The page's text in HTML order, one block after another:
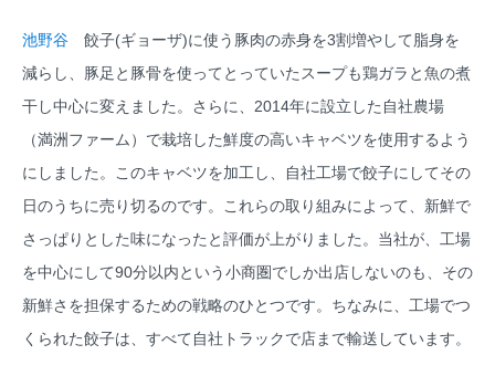
池野谷 餃子(ギョーザ)に使う豚肉の赤身を3割増やして脂身を
減らし、豚足と豚骨を使ってとっていたスープも鶏ガラと魚の煮
干し中心に変えました。さらに、2014年に設立した自社農場
（満洲ファーム）で栽培した鮮度の高いキャベツを使用するよう
にしました。このキャベツを加工し、自社工場で餃子にしてその
日のうちに売り切るのです。これらの取り組みによって、新鮮で
さっぱりとした味になったと評価が上がりました。当社が、工場
を中心にして90分以内という小商圏でしか出店しないのも、その
新鮮さを担保するための戦略のひとつです。ちなみに、工場でつ
くられた餃子は、すべて自社トラックで店まで輸送しています。